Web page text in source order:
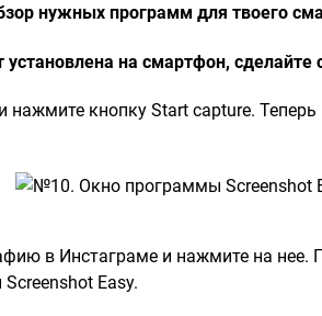
нужных программ для твоего
установлена на смартфон,
нажмите кнопку Start capture.
в Инстаграме и нажмите на нее.
Easy.